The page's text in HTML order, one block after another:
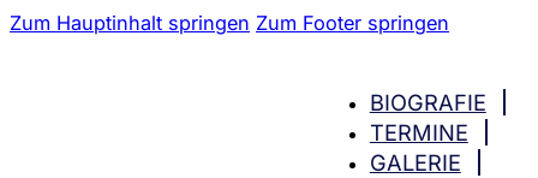
Zum Hauptinhalt springen Zum Footer springen
BIOGRAFIE
TERMINE
GALERIE